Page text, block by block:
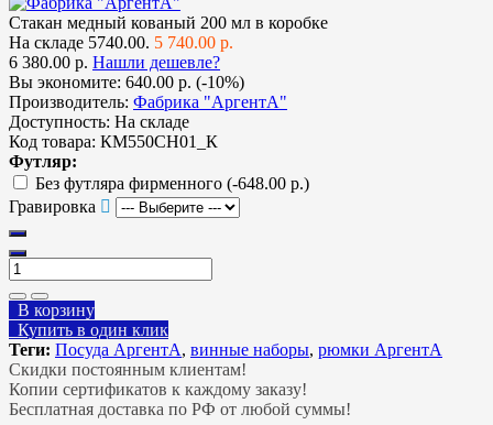
Стакан медный кованый 200 мл в коробке
На складе 5740.00. 5 740.00 р.
6 380.00 р. Нашли дешевле?
Вы экономите: 640.00 р. (-10%)
Производитель: Фабрика "АргентА"
Доступность: На складе
Код товара: КМ550СН01_К
Футляр:
Без футляра фирменного (-648.00 р.)
Гравировка
В корзину
Купить в один клик
Теги: Посуда АргентА, винные наборы, рюмки АргентА
Скидки постоянным клиентам!
Копии сертификатов к каждому заказу!
Бесплатная доставка по РФ от любой суммы!